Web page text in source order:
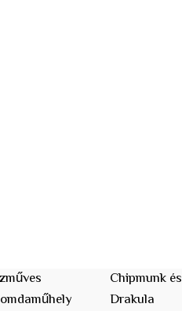
Chipmunk és
Drakula